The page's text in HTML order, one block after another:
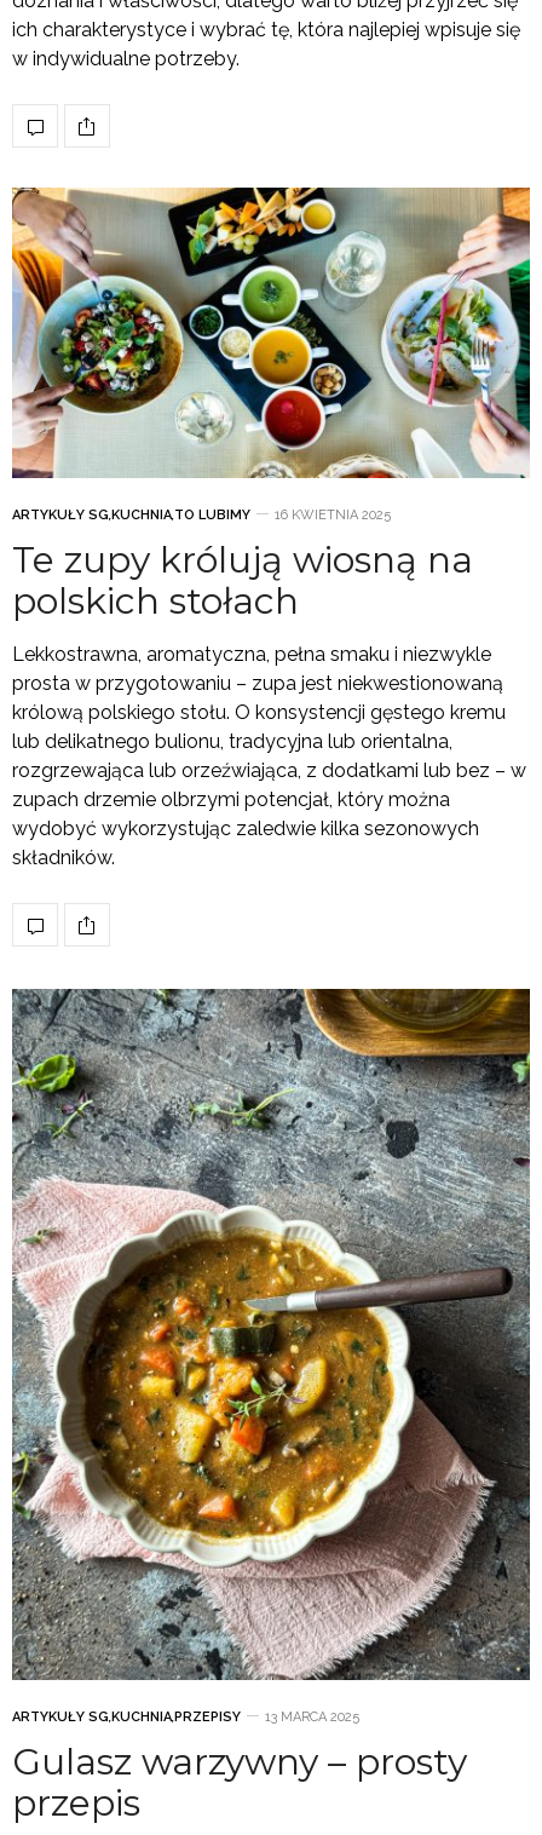
ich charakterystyce i wybrać tę, która najlepiej wpisuje się
w indywidualne potrzeby.
ARTYKUŁY SG,KUCHNIA,TO LUBIMY 16 KWIETNIA 2025
Te zupy królują wiosną na
polskich stołach
Lekkostrawna, aromatyczna, pełna smaku i niezwykle
prosta w przygotowaniu – zupa jest niekwestionowaną
królową polskiego stołu. O konsystencji gęstego kremu
lub delikatnego bulionu, tradycyjna lub orientalna,
rozgrzewająca lub orzeźwiająca, z dodatkami lub bez – w
zupach drzemie olbrzymi potencjał, który można
wydobyć wykorzystując zaledwie kilka sezonowych
składników.
ARTYKUŁY SG KUCHNIAPRZEPISY 13 MARCA 2025
Gulasz warzywny – prosty
przepis